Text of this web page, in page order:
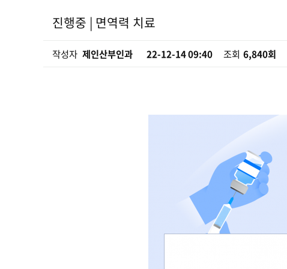
진행중 | 면역력 치료
작성자 제인산부인과 22-12-14 09:40 조회 6,840회
이벤트 카테고리